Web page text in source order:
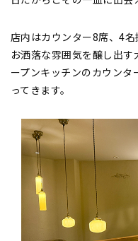
店内はカウンター8席、4
お洒落な雰囲気を醸し出
ープンキッチンのカウン
ってきます。